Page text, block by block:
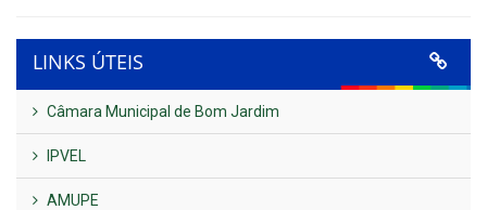
LINKS ÚTEIS
Câmara Municipal de Bom Jardim
IPVEL
AMUPE